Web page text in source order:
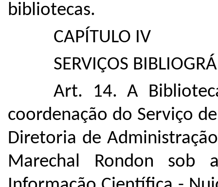
bibliotecas.
CAPÍTULO IV
SERVIÇOS
Art. 14. A
coordenação do Serviço
Diretoria de
Marechal Rondon sob